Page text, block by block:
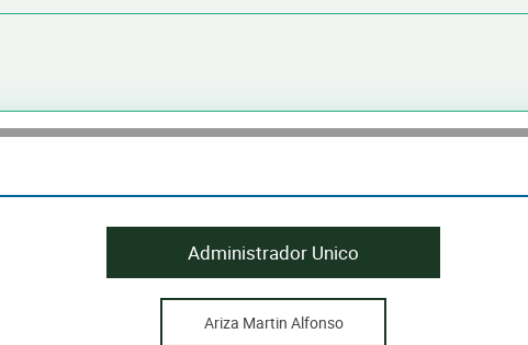
Administrador Unico
Ariza Martin Alfonso